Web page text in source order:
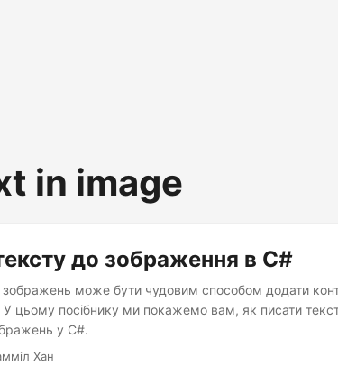
in image
до зображення в C#
може бути чудовим способом додати
У цьому посібнику ми покажемо вам, як писати
у C#.
Хан